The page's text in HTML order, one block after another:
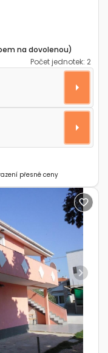
na dovolenou)
Počet jednotek: 2
A-25424-a
přesné ceny
Next